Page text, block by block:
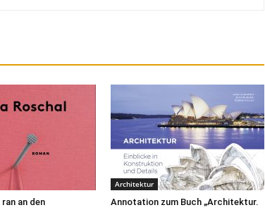
an den
Architektur
Annotation zum Buch „Architektur.